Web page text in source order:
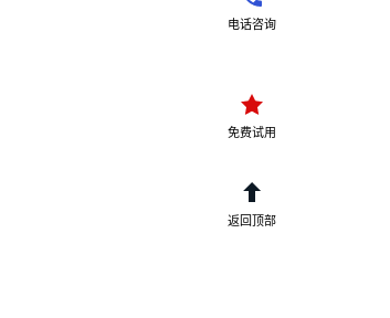
电话咨询
免费试用
返回顶部